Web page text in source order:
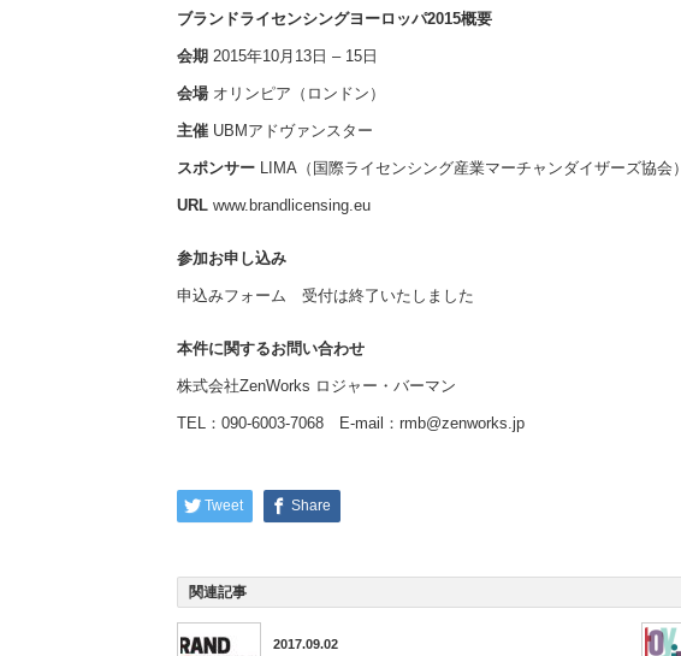
ブランドライセンシングヨーロッパ2015概要
会期 2015年10月13日 – 15日
会場オリンピア（ロンドン）
主催 UBMアドヴァンスター
スポンサー LIMA（国際ライセンシング産業マーチャンダイザーズ協会）
URL www.brandlicensing.eu
参加お申し込み
申込みフォーム 受付は終了いたしました
本件に関するお問い合わせ
株式会社ZenWorks ロジャー・バーマン
TEL：090-6003-7068 E-mail：rmb@zenworks.jp
Tweet Share
関連記事
2017.09.02